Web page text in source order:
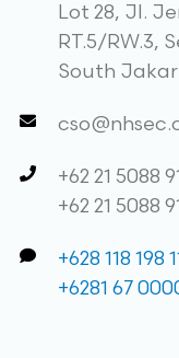
Lot 28, Jl.
RT.5/RW.3,
South
+62 21
+62 21 5088
+628 118
+6281 67